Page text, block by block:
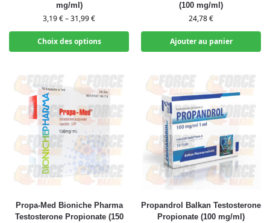
mg/ml)
3,19€–31,99€
Choix des options
(100 mg/ml)
24,78€
Ajouter au panier
Propa-Med Bioniche Pharma
Testosterone Propionate (150
Propandrol Balkan Testosterone
Propionate (100 mg/ml)